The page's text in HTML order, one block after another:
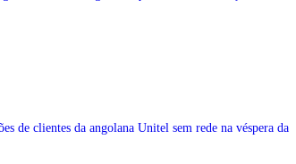
de clientes da angolana Unitel sem rede na véspera da